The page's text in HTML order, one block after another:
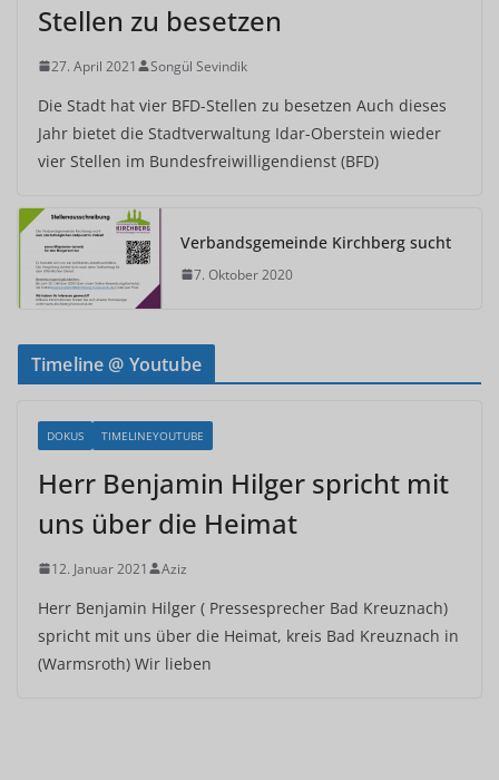
Stellen zu besetzen
27. April 2021 Songül Sevindik
Die Stadt hat vier BFD-Stellen zu besetzen Auch dieses
Jahr bietet die Stadtverwaltung Idar-Oberstein wieder
vier Stellen im Bundesfreiwilligendienst (BFD)
Verbandsgemeinde Kirchberg sucht
7. Oktober 2020
Timeline @ Youtube
DOKUS TIMELINEYOUTUBE
Herr Benjamin Hilger spricht mit
uns über die Heimat
12. Januar 2021 Aziz
Herr Benjamin Hilger ( Pressesprecher Bad Kreuznach)
spricht mit uns über die Heimat, kreis Bad Kreuznach in
(Warmsroth) Wir lieben